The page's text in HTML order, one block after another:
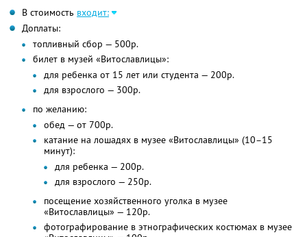
В стоимость входит:
Доплаты:
топливный сбор — 500р.
билет в музей «Витославлицы»:
для ребенка от 15 лет или студента — 200р.
для взрослого — 300р.
по желанию:
обед — от 700р.
катание на лошадях в музее «Витославлицы» (10–15
минут):
для ребенка — 200р.
для взрослого — 250р.
посещение хозяйственного уголка в музее
«Витославлицы» — 120р.
фотографирование в этнографических костюмах в музее